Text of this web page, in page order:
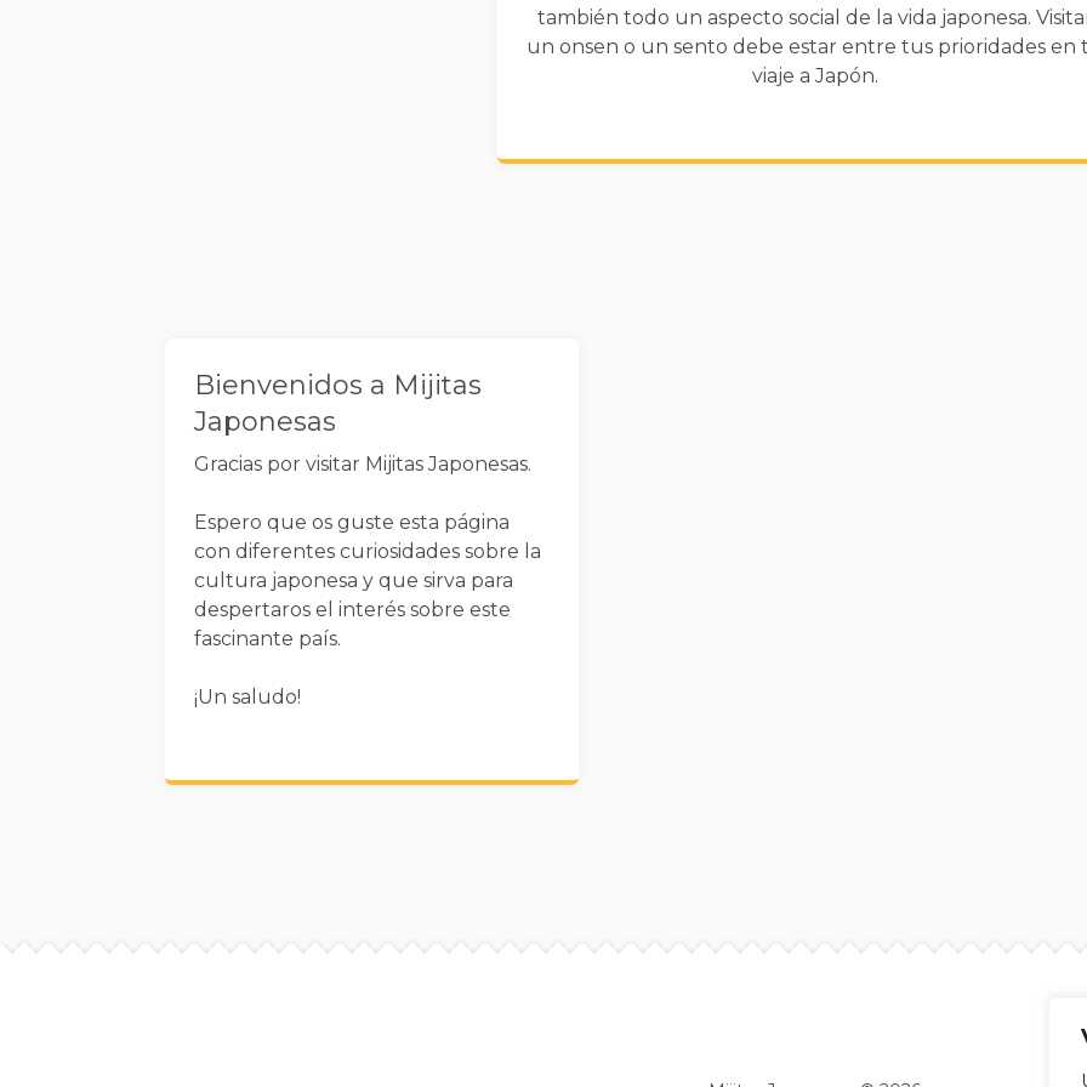
también todo un aspecto social de la vida japonesa.
un onsen o un sento debe estar entre tus prioridades en
viaje a Japón.
Bienvenidos a Mijitas
Japonesas
Gracias por visitar Mijitas Japonesas.
Espero que os guste esta página
con diferentes curiosidades sobre la
cultura japonesa y que sirva para
despertaros el interés sobre este
fascinante país.
¡Un saludo!